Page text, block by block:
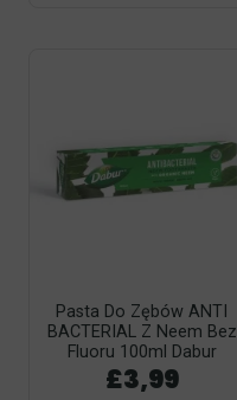
Pasta Do Zębów ANTI
BACTERIAL Z Neem Bez
Fluoru 100ml Dabur
£3,99